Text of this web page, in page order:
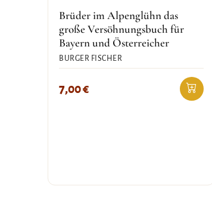
Brüder im Alpenglühn das
große Versöhnungsbuch für
Bayern und Österreicher
BURGER FISCHER
7,00€